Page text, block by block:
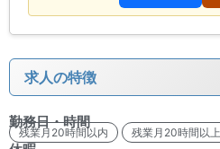
求人の特徴
勤務日・時間
残業月20時間以内 残業月20時間以上